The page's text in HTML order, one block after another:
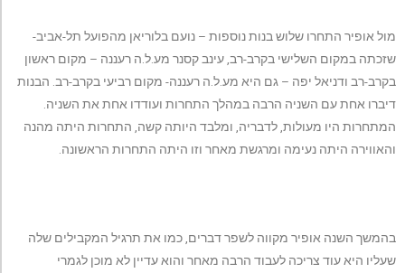
מול אופיר התחרו שלוש בנות נוספות – נועם בלוריאן מהפועל תל-אביב-
שזכתה במקום השלישי בקרב-רב, עינב קסנר מע.ל.ה רעננה – מקום ראשון
בקרב-רב ודניאל יפה – גם היא מע.ל.ה רעננה- מקום רביעי בקרב-רב. הבנות
דיברו אחת עם השניה הרבה במהלך התחרות ועודדו אחת את השניה.
המתחרות היו מעולות, לדבריה, ומלבד היותה קשה, התחרות היתה מהנה
והאווירה היתה נעימה ומרגשת מאחר וזו היתה התחרות הראשונה.
בהמשך השנה אופיר מקווה לשפר דברים, כמו את תרגיל המקבילים שלה
שעליו היא עוד צריכה לעבוד הרבה מאחר והוא עדיין לא מוכן לגמרי